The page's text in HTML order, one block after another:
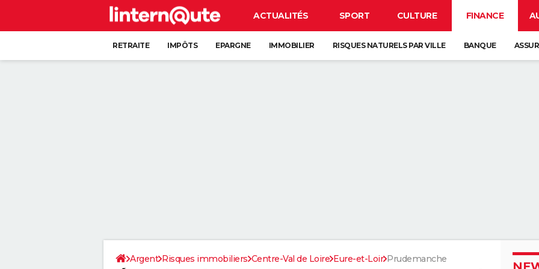
ACTUALITÉS SPORT CULTURE FINANCE
RETRAITE IMPÔTS EPARGNE IMMOBILIER RISQUES NATURELS PAR VILLE BANQUE
Argent Risques immobiliers Centre-Val de Loire Eure-et-Loir Prudemanche